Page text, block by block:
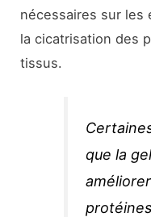
nécessaires sur les
la cicatrisation des
tissus.
que la